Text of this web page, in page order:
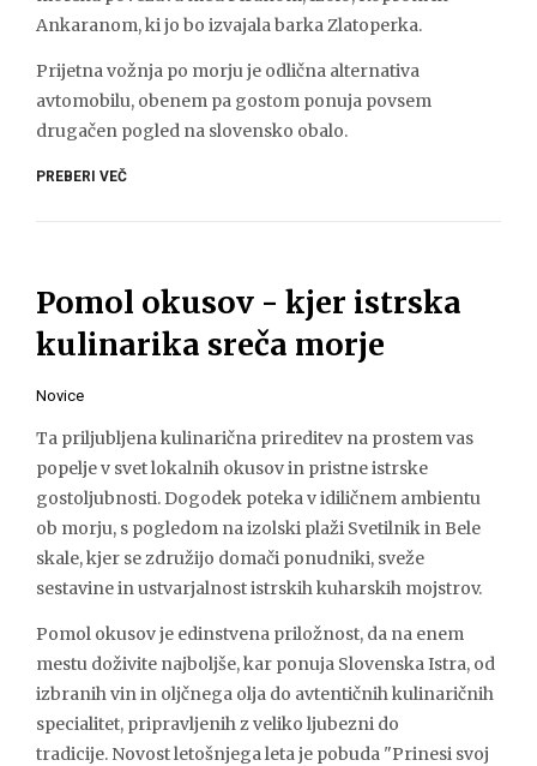
Ankaranom, ki jo bo izvajala barka Zlatoperka.
Prijetna vožnja po morju je odlična alternativa
avtomobilu, obenem pa gostom ponuja povsem
drugačen pogled na slovensko obalo.
PREBERI VEČ
Pomol okusov - kjer istrska
kulinarika sreča morje
Novice
Ta priljubljena kulinarična prireditev na prostem vas
popelje v svet lokalnih okusov in pristne istrske
gostoljubnosti. Dogodek poteka v idiličnem ambientu
ob morju, s pogledom na izolski plaži Svetilnik in Bele
skale, kjer se združijo domači ponudniki, sveže
sestavine in ustvarjalnost istrskih kuharskih mojstrov.
Pomol okusov je edinstvena priložnost, da na enem
mestu doživite najboljše, kar ponuja Slovenska Istra, od
izbranih vin in oljčnega olja do avtentičnih kulinaričnih
specialitet, pripravljenih z veliko ljubezni do
tradicije. Novost letošnjega leta je pobuda "Prinesi svoj